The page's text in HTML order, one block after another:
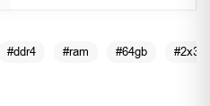
#ddr4 #ram #64gb